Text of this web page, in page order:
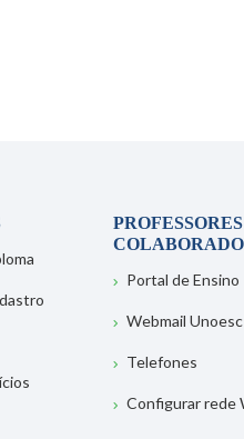
Portal de Ensino
Webmail Unoesc
Telefones
Configurar rede